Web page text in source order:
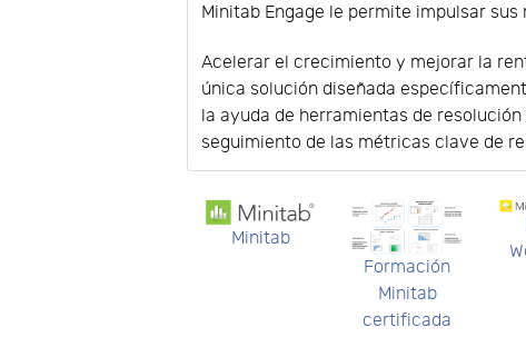
Minitab Engage le permite impulsar
Acelerar el crecimiento y mejorar la
única solución diseñada
la ayuda de herramientas de
seguimiento de las métricas clave de
Minitab
Formación
Minitab
certificada